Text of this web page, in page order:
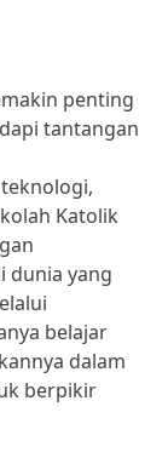
penting
tantangan
Katolik
dunia yang
belajar
dalam
berpikir